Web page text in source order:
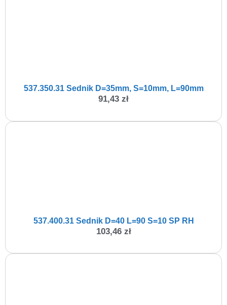
537.350.31 Sednik D=35mm, S=10mm, L=90mm
91,43 zł
537.400.31 Sednik D=40 L=90 S=10 SP RH
103,46 zł